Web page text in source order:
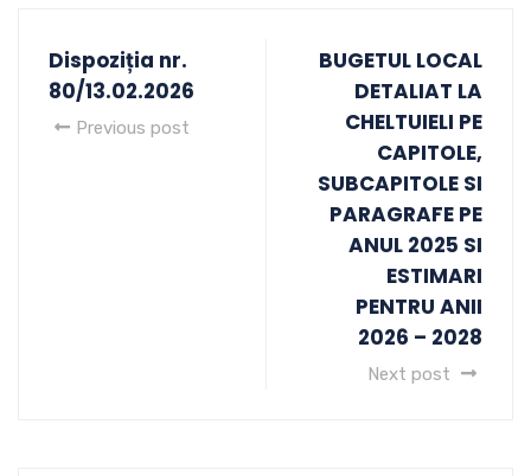
Dispoziția nr.
80/13.02.2026
Previous post
BUGETUL LOCAL
DETALIAT LA
CHELTUIELI PE
CAPITOLE,
SUBCAPITOLE SI
PARAGRAFE PE
ANUL 2025 SI
ESTIMARI
PENTRU ANII
2026 – 2028
Next post